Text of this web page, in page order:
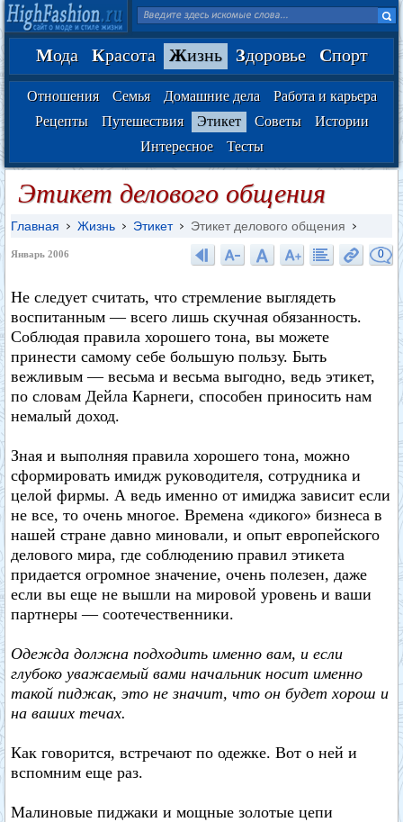
Мода Красота Жизнь Здоровье Спорт
Отношения Семья Домашние дела
Работа и карьера
Рецепты
Путешествия Этикет Советы
Истории
Интересное
Тесты
Этикет делового общения
Главная Жизнь Этикет Этикет делового общения
Январь 2006 0
Не следует считать, что стремление выглядеть
воспитанным — всего лишь скучная обязанность.
Соблюдая правила хорошего тона, вы можете
принести самому себе большую пользу. Быть
вежливым — весьма и весьма выгодно, ведь этикет,
по словам Дейла Карнеги, способен приносить нам
немалый доход.
Зная и выполняя правила хорошего тона, можно
сформировать имидж руководителя, сотрудника и
целой фирмы. А ведь именно от имиджа зависит если
не все, то очень многое. Времена «дикого» бизнеса в
нашей стране давно миновали, и опыт европейского
делового мира, где соблюдению правил этикета
придается огромное значение, очень полезен, даже
если вы еще не вышли на мировой уровень и ваши
партнеры — соотечественники.
Одежда должна подходить именно вам, и если
глубоко уважаемый вами начальник носит именно
такой пиджак, это не значит, что он будет хорош и
на ваших течах.
Как говорится, встречают по одежке. Вот о ней и
вспомним еще раз.
Малиновые пиджаки и мощные золотые цепи